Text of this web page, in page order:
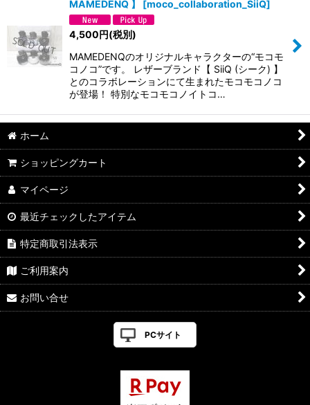
MAMEDENQ 】
[moco_collaboration_SiiQ]
4,500円(税別)
MAMEDENQのオリジナルキャラクターの“モコモ
コノコ”です。 レザーブランド【 SiiQ (シーク) 】
とのコラボレーションにて生まれたモコモコノコ
が登場！ 特別なモコモコノイトコ…
ホーム
ショッピングカート
マイページ
最近チェックしたアイテム
特定商取引法表示
ご利用案内
お問い合せ
PCサイト